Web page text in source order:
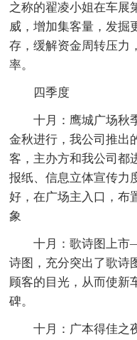
之称的翟凌小姐在车展
威，增加集客量，发掘
存，缓解资金周转压力
率。
四季度
十月：鹰城广场
金秋进行，我公司推出
客，主办方和我公司都
报纸、信息立体宣传力
好，在广场主入口，布
象
十月：歌诗图上
诗图，充分突出了歌诗
顾客的目光，从而使新
碑。
十月：广本得佳